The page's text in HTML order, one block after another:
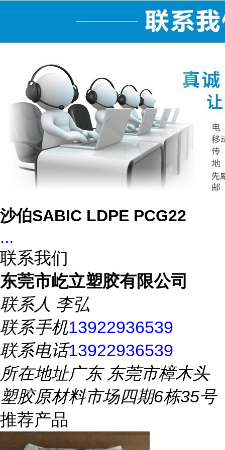
沙伯SABIC LDPE PCG22
...
联系我们
东莞市屹立塑胶有限公司
联系人 李弘
联系手机13922936539
联系电话13922936539
所在地址广东 东莞市樟木头
塑胶原材料市场四期6栋35号
推荐产品